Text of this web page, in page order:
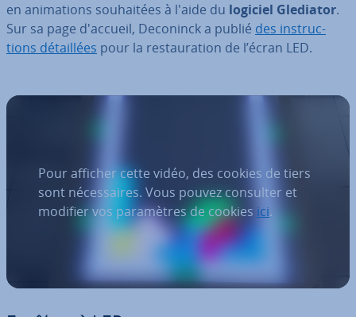
en ani­ma­tions sou­hai­tées à l'aide du logiciel Glediator.
Sur sa page d'accueil, Deconinck a publié des ins­truc­
tions dé­tail­lées pour la res­tau­ra­tion de l’écran LED.
Pour afficher cette vidéo, des cookies de tiers
sont nécessaires. Vous pouvez consulter et
modifier vos paramètres de cookies ici.